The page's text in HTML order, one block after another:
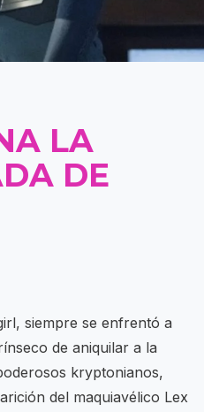
LA
DE
siempre se enfrentó a
de aniquilar a la
kryptonianos,
del maquiavélico Lex